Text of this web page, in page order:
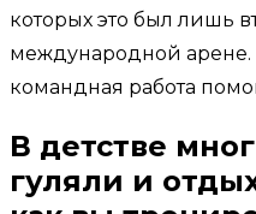
которых это был лишь
международной
командная работа
В детстве
гуляли и